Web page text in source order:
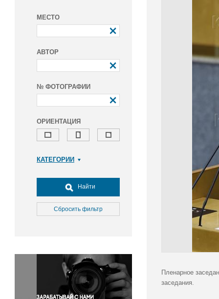
МЕСТО
АВТОР
№ ФОТОГРАФИИ
ОРИЕНТАЦИЯ
КАТЕГОРИИ
Досуг, туризм и отдых
Культура
Медицина
Окружающая среда
Политика
Правосудие
Происшествия и конфликты
Найти
Сбросить фильтр
Пленарное
заседания.